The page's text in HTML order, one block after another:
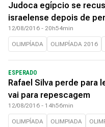
Judoca egípcio se
israelense depois de
12/08/2016 - 20h54min
OLIMPÍADA OLIMPÍADA 2016
ESPERADO
Rafael Silva perde para
vai para repescagem
12/08/2016 - 14h56min
OLIMPÍADA OLIMPIADA